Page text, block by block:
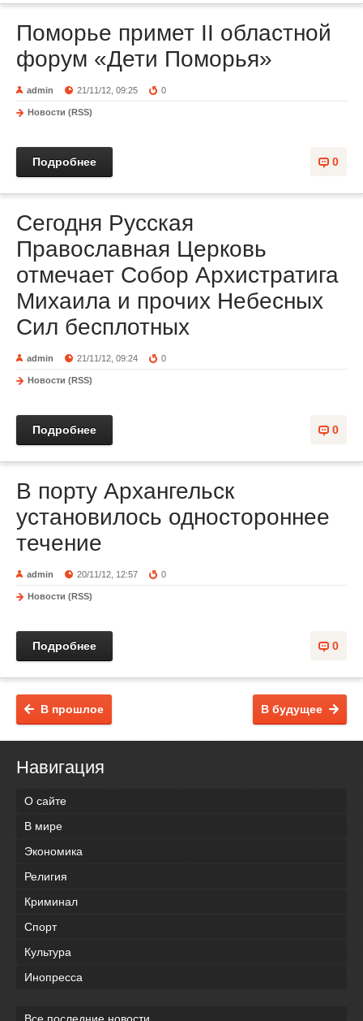
Поморье примет II областной
форум «Дети Поморья»
admin 21/11/12, 09:25 0
Новости (RSS)
0
Подробнее
Сегодня Русская
Православная Церковь
отмечает Собор Архистратига
Михаила и прочих Небесных
Сил бесплотных
admin 21/11/12, 09:24 0
Новости (RSS)
0
Подробнее
В порту Архангельск
установилось одностороннее
течение
admin 20/11/12, 12:57 0
Новости (RSS)
0
Подробнее
В будущее
В прошлое
Навигация
О сайте
В мире
Экономика
Религия
Криминал
Спорт
Культура
Инопресса